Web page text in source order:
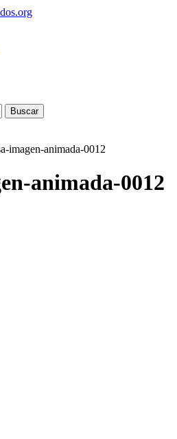
Buscar
imagen-animada-0012
animada-0012